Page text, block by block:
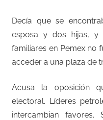
Decía que se
esposa y dos hijas,
familiares en Pemex no
acceder a una plaza de
Acusa la oposición
electoral. Líderes
intercambian